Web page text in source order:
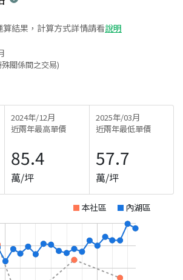
結果，計算方式詳情請看說明
關係間之交易)
2024年/12月
近兩年最高單價
85.4
萬/坪
2025年/03月
近兩年最低單價
57.7
萬/坪
本社區 內湖區